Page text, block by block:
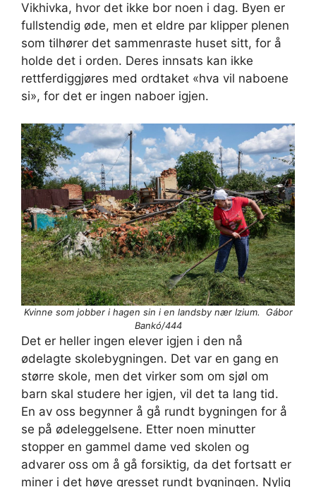
Vikhivka, hvor det ikke bor noen i dag. Byen er
fullstendig øde, men et eldre par klipper plenen
som tilhører det sammenraste huset sitt, for å
holde det i orden. Deres innsats kan ikke
rettferdiggjøres med ordtaket «hva vil naboene
si», for det er ingen naboer igjen.
Kvinne som jobber i hagen sin i en landsby nær Izium. Gábor
Bankó/444
Det er heller ingen elever igjen i den nå
ødelagte skolebygningen. Det var en gang en
større skole, men det virker som om sjøl om
barn skal studere her igjen, vil det ta lang tid.
En av oss begynner å gå rundt bygningen for å
se på ødeleggelsene. Etter noen minutter
stopper en gammel dame ved skolen og
advarer oss om å gå forsiktig, da det fortsatt er
miner i det høye gresset rundt bygningen. Nylig